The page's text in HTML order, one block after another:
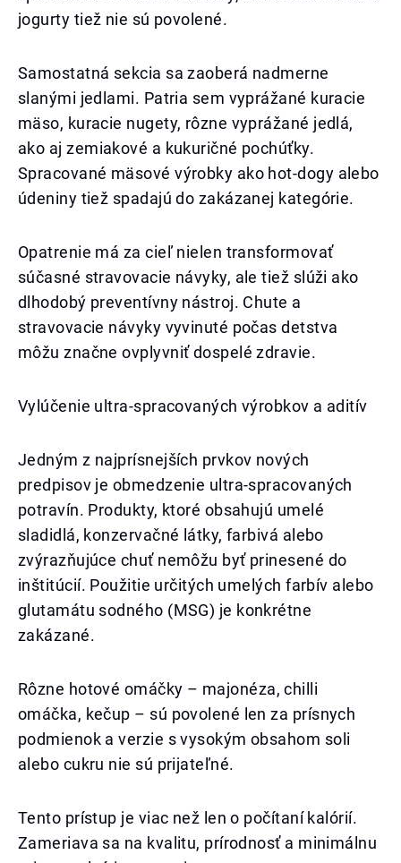
jogurty tiež nie sú povolené.
Samostatná sekcia sa zaoberá nadmerne
slanými jedlami. Patria sem vyprážané kuracie
mäso, kuracie nugety, rôzne vyprážané jedlá,
ako aj zemiakové a kukuričné pochúťky.
Spracované mäsové výrobky ako hot-dogy alebo
údeniny tiež spadajú do zakázanej kategórie.
Opatrenie má za cieľ nielen transformovať
súčasné stravovacie návyky, ale tiež slúži ako
dlhodobý preventívny nástroj. Chute a
stravovacie návyky vyvinuté počas detstva
môžu značne ovplyvniť dospelé zdravie.
Vylúčenie ultra-spracovaných výrobkov a aditív
Jedným z najprísnejších prvkov nových
predpisov je obmedzenie ultra-spracovaných
potravín. Produkty, ktoré obsahujú umelé
sladidlá, konzervačné látky, farbivá alebo
zvýrazňujúce chuť nemôžu byť prinesené do
inštitúcií. Použitie určitých umelých farbív alebo
glutamátu sodného (MSG) je konkrétne
zakázané.
Rôzne hotové omáčky – majonéza, chilli
omáčka, kečup – sú povolené len za prísnych
podmienok a verzie s vysokým obsahom soli
alebo cukru nie sú prijateľné.
Tento prístup je viac než len o počítaní kalórií.
Zameriava sa na kvalitu, prírodnosť a minimálnu